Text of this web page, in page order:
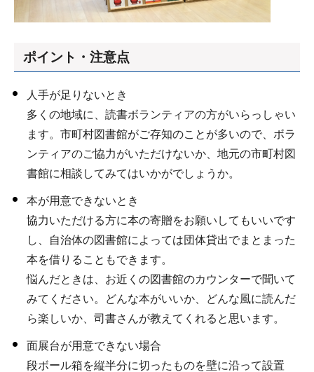
ポイント・注意点
人手が足りないとき
多くの地域に、読書ボランティアの方がいらっしゃい
ます。市町村図書館がご存知のことが多いので、ボラ
ンティアのご協力がいただけないか、地元の市町村図
書館に相談してみてはいかがでしょうか。
本が用意できないとき
協力いただける方に本の寄贈をお願いしてもいいです
し、自治体の図書館によっては団体貸出でまとまった
本を借りることもできます。
悩んだときは、お近くの図書館のカウンターで聞いて
みてください。どんな本がいいか、どんな風に読んだ
ら楽しいか、司書さんが教えてくれると思います。
面展台が用意できない場合
段ボール箱を縦半分に切ったものを壁に沿って設置